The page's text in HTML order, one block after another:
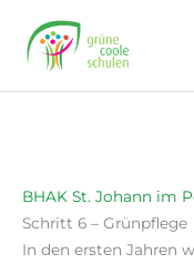
content
BHAK St. Johann im
Schritt 6 – Grünpflege
In den ersten Jahren